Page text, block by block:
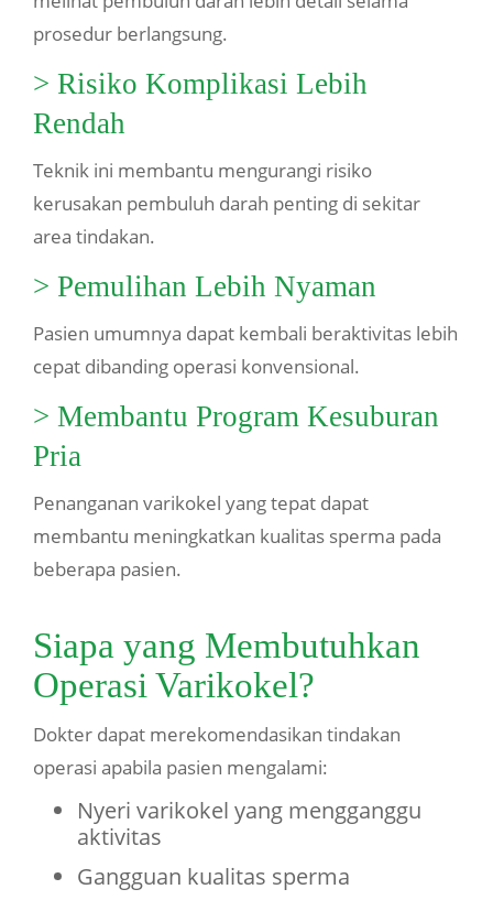
prosedur berlangsung.
> Risiko Komplikasi Lebih
Rendah
Teknik ini membantu mengurangi risiko
kerusakan pembuluh darah penting di sekitar
area tindakan.
> Pemulihan Lebih Nyaman
Pasien umumnya dapat kembali beraktivitas lebih
cepat dibanding operasi konvensional.
> Membantu Program Kesuburan
Pria
Penanganan varikokel yang tepat dapat
membantu meningkatkan kualitas sperma pada
beberapa pasien.
Siapa yang Membutuhkan
Operasi Varikokel?
Dokter dapat merekomendasikan tindakan
operasi apabila pasien mengalami:
Nyeri varikokel yang mengganggu
aktivitas
Gangguan kualitas sperma